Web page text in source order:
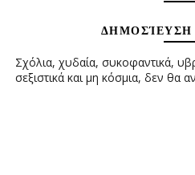
ΔΗΜΟΣΊΕΥΣΗ
Σχόλια, χυδαία, συκοφαντικά,
σεξιστικά και μη κόσμια, δεν θα